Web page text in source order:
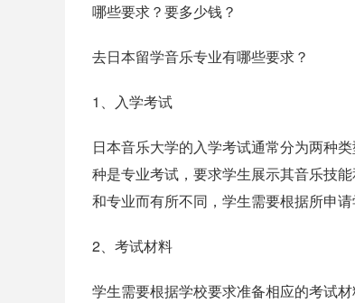
哪些要求？要多少钱？
去日本留学音乐专业有哪些要求？
1、入学考试
日本音乐大学的入学考试通常分为两种
种是专业考试，要求学生展示其音乐技
和专业而有所不同，学生需要根据所申
2、考试材料
学生需要根据学校要求准备相应的考试